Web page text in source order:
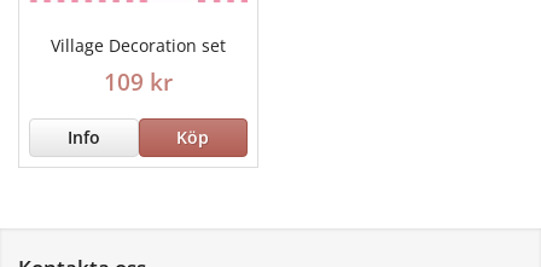
Village Decoration set
109 kr
Info Köp